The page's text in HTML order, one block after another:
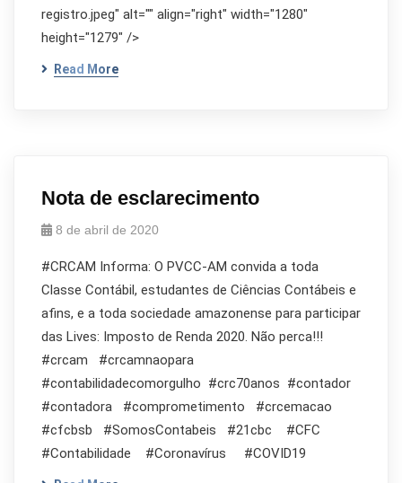
registro.jpeg" alt="" align="right" width="1280"
height="1279" />
Read More
Nota de esclarecimento
8 de abril de 2020
#CRCAM Informa: O PVCC-AM convida a toda
Classe Contábil, estudantes de Ciências Contábeis e
afins, e a toda sociedade amazonense para participar
das Lives: Imposto de Renda 2020. Não perca!!!
#crcam #crcamnaopara
#contabilidadecomorgulho #crc70anos #contador
#contadora #comprometimento #crcemacao
#cfcbsb #SomosContabeis #21cbc #CFC
#Contabilidade #Coronavírus #COVID19